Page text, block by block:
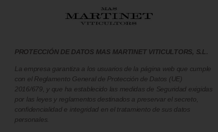
PROTECCIÓN DE DATOS MAS MARTINET VITICULTORS, S.L.
La empresa garantiza a los usuarios de la página web que cumple
con el Reglamento General de Protección de Datos (UE)
2016/679, y que ha establecido las medidas de Seguridad exigidas
por las leyes y reglamentos destinados a preservar el secreto,
confidencialidad e integridad en el tratamiento de sus datos
personales.